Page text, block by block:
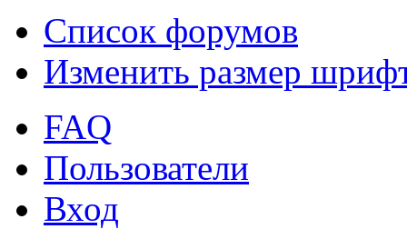
Список форумов
Изменить размер
FAQ
Пользователи
Вход